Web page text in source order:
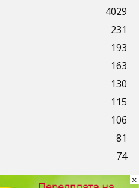
4029
231
193
163
130
115
106
81
74
×